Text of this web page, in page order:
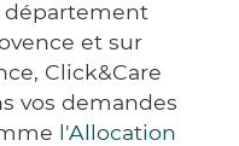
département
et sur
Click&Care
vos demandes
l'Allocation